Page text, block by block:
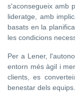
s'aconsegueix amb
lideratge, amb
basats en la
les condicions
Per a Lener,
entorn més àgil i
clients, es
benestar dels equips.